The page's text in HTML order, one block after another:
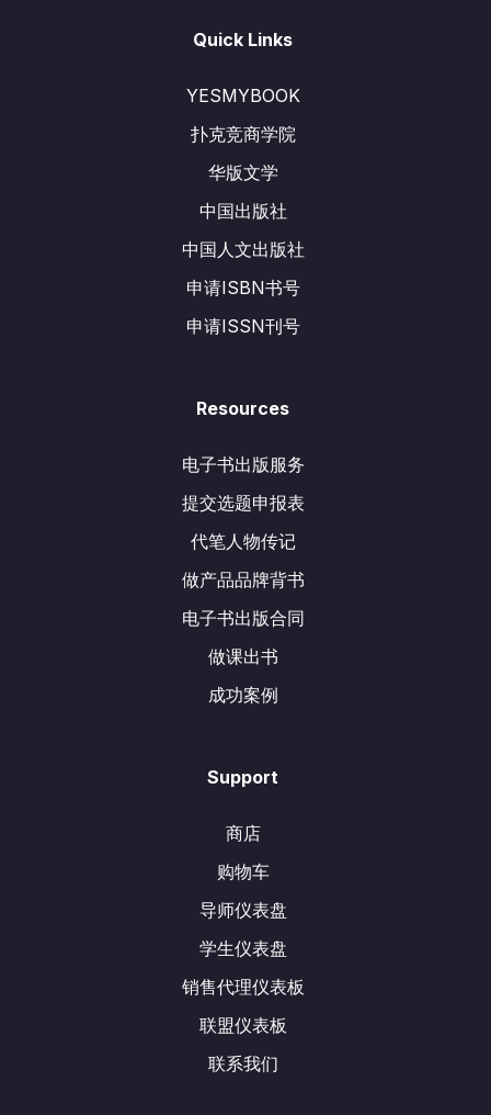
Quick Links
YESMYBOOK
扑克竞商学院
华版文学
中国出版社
中国人文出版社
申请ISBN书号
申请ISSN刊号
Resources
电子书出版服务
提交选题申报表
代笔人物传记
做产品品牌背书
电子书出版合同
做课出书
成功案例
Support
商店
购物车
导师仪表盘
学生仪表盘
销售代理仪表板
联盟仪表板
联系我们